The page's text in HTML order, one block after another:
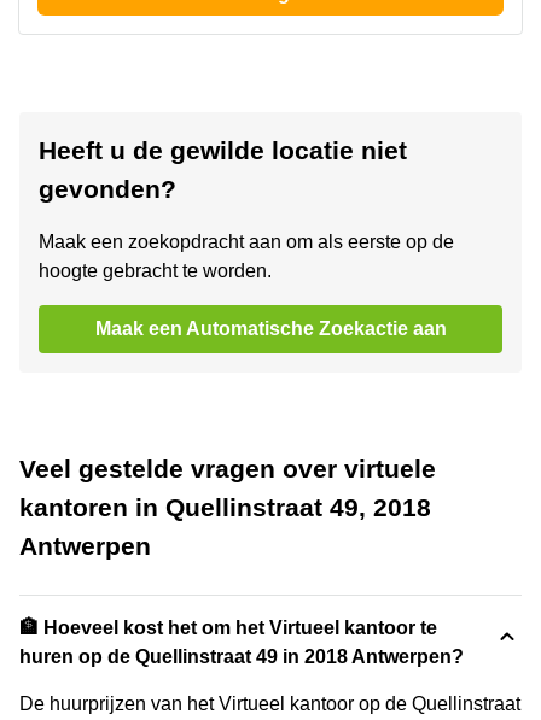
Heeft u de gewilde locatie niet
gevonden?
Maak een zoekopdracht aan om als eerste op de
hoogte gebracht te worden.
Maak een Automatische Zoekactie aan
Veel gestelde vragen over virtuele
kantoren in Quellinstraat 49, 2018
Antwerpen
🏦 Hoeveel kost het om het Virtueel kantoor te
huren op de Quellinstraat 49 in 2018 Antwerpen?
De huurprijzen van het Virtueel kantoor op de Quellinstraat